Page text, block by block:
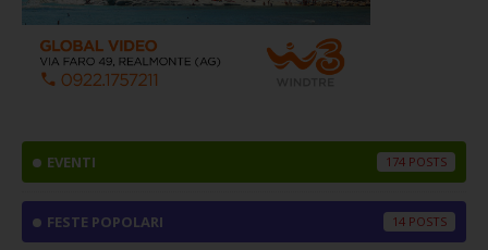
EVENTI 174
FESTE POPOLARI 14